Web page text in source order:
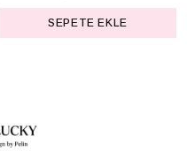
SEPETE EKLE